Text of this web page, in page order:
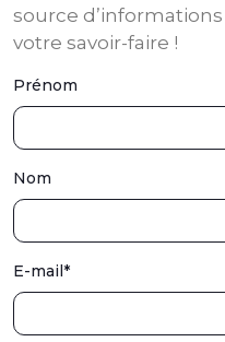
source
votre savoir-faire !
Prénom
Nom
E-mail*